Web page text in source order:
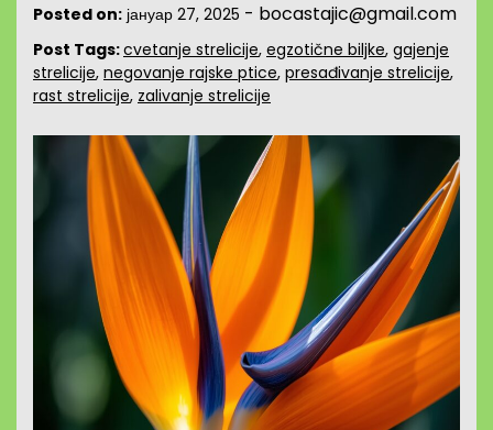
Posted on: јануар 27, 2025 - bocastajic@gmail.com
Post Tags:cvetanje strelicije, egzotične biljke, gajenje
strelicije, negovanje rajske ptice, presađivanje strelicije,
rast strelicije, zalivanje strelicije